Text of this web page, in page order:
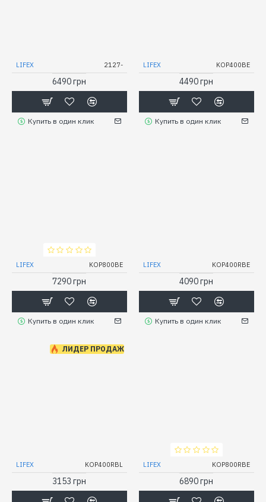
LIFEX 2127-
6490 грн
Купить в один клик
LIFEX KOP400BE
4490 грн
Купить в один клик
LIFEX KOP800BE
7290 грн
Купить в один клик
LIFEX KOP400RBE
4090 грн
Купить в один клик
ЛИДЕР ПРОДАЖ
LIFEX KOP400RBL
3153 грн
LIFEX KOP800RBE
6890 грн